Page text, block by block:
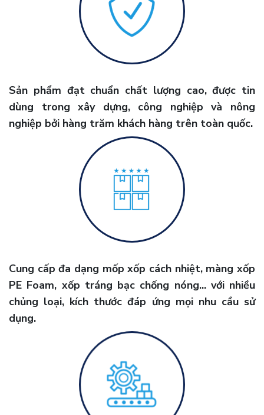
Sản phẩm đạt chuẩn chất lượng cao, được tin
dùng trong xây dựng, công nghiệp và nông
nghiệp bởi hàng trăm khách hàng trên toàn quốc.
Cung cấp đa dạng mốp xốp cách nhiệt, màng xốp
PE Foam, xốp tráng bạc chống nóng... với nhiều
chủng loại, kích thước đáp ứng mọi nhu cầu sử
dụng.